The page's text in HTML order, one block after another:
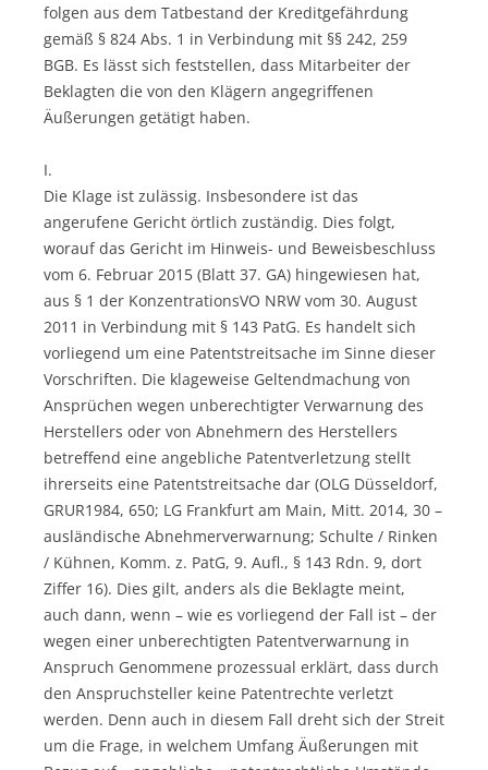
folgen aus dem Tatbestand der Kreditgefährdung
gemäß § 824 Abs. 1 in Verbindung mit §§ 242, 259
BGB. Es lässt sich feststellen, dass Mitarbeiter der
Beklagten die von den Klägern angegriffenen
Äußerungen getätigt haben.
I.
Die Klage ist zulässig. Insbesondere ist das
angerufene Gericht örtlich zuständig. Dies folgt,
worauf das Gericht im Hinweis- und Beweisbeschluss
vom 6. Februar 2015 (Blatt 37. GA) hingewiesen hat,
aus § 1 der KonzentrationsVO NRW vom 30. August
2011 in Verbindung mit § 143 PatG. Es handelt sich
vorliegend um eine Patentstreitsache im Sinne dieser
Vorschriften. Die klageweise Geltendmachung von
Ansprüchen wegen unberechtigter Verwarnung des
Herstellers oder von Abnehmern des Herstellers
betreffend eine angebliche Patentverletzung stellt
ihrerseits eine Patentstreitsache dar (OLG Düsseldorf,
GRUR1984, 650; LG Frankfurt am Main, Mitt. 2014, 30 –
ausländische Abnehmerverwarnung; Schulte / Rinken
/ Kühnen, Komm. z. PatG, 9. Aufl., § 143 Rdn. 9, dort
Ziffer 16). Dies gilt, anders als die Beklagte meint,
auch dann, wenn – wie es vorliegend der Fall ist – der
wegen einer unberechtigten Patentverwarnung in
Anspruch Genommene prozessual erklärt, dass durch
den Anspruchsteller keine Patentrechte verletzt
werden. Denn auch in diesem Fall dreht sich der Streit
um die Frage, in welchem Umfang Äußerungen mit